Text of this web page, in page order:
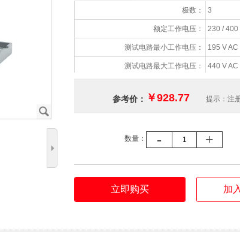
J
5
极数： 3
额定工作电压： 230 / 400
测试电路最小工作电压： 195 V AC
测试电路最大工作电压： 440 V AC
手柄颜色： 蓝色
额定剩余电流： 300 mA
延时特性： 瞬动
小于100
参考价： ￥928.77 提示：注
数量： - +
立即购买 加